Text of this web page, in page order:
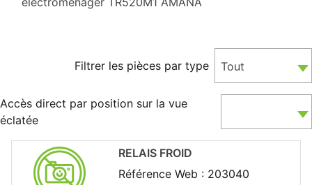
Filtrer les pièces par type Tout
Accès direct par position sur la vue
éclatée
RELAIS FROID
Référence Web : 203040